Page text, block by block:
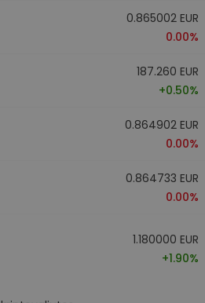
0.865002 EUR
0.00%
187.260 EUR
+0.50%
0.864902 EUR
0.00%
0.864733 EUR
0.00%
1.180000 EUR
+1.90%